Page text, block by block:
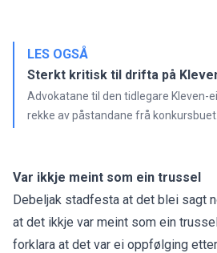
LES OGSÅ
Sterkt kritisk til drifta på
Advokatane til den tidlegare Kleven-
rekke av påstandane frå konkursbuet.
Var ikkje meint som ein trussel
Debeljak stadfesta at det blei sagt
at det ikkje var meint som ein
forklara at det var ei oppfølging